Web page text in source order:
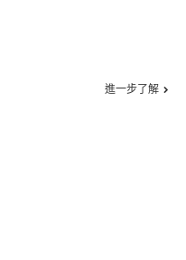
進一步了解